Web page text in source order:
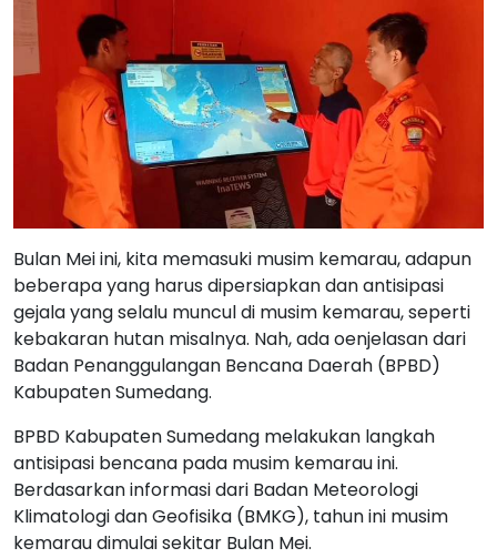
Bulan Mei ini, kita memasuki musim kemarau, adapun
beberapa yang harus dipersiapkan dan antisipasi
gejala yang selalu muncul di musim kemarau, seperti
kebakaran hutan misalnya. Nah, ada oenjelasan dari
Badan Penanggulangan Bencana Daerah (BPBD)
Kabupaten Sumedang.
BPBD Kabupaten Sumedang melakukan langkah
antisipasi bencana pada musim kemarau ini.
Berdasarkan informasi dari Badan Meteorologi
Klimatologi dan Geofisika (BMKG), tahun ini musim
kemarau dimulai sekitar Bulan Mei.